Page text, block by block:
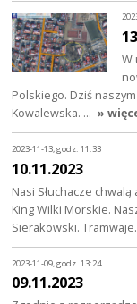
W
Polskiego. Dziś
Kowalewska. … »
2023-11-13, godz. 11:33
10.11.2023
Nasi Słuchacze
King Wilki Morskie.
Sierakowski.
2023-11-09, godz. 13:24
09.11.2023